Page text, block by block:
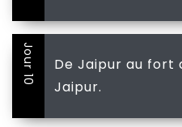
Jour 10
De Jaipur au fort
Jaipur.